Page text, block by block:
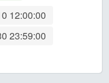
12:00:00
23:59:00